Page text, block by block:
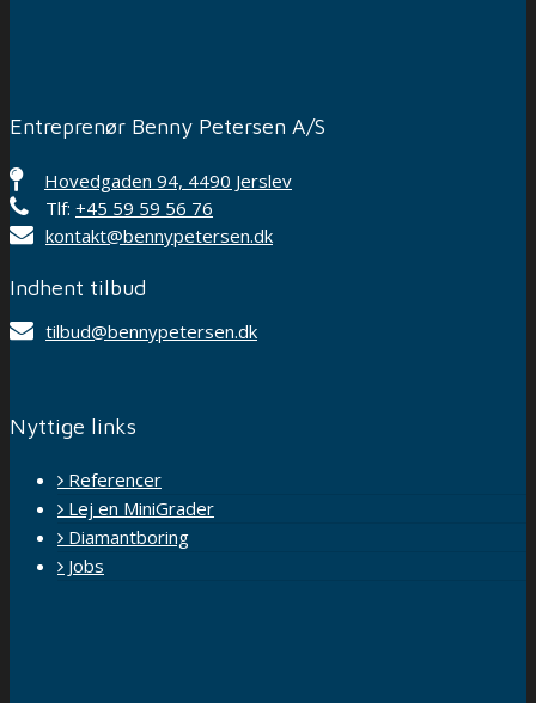
Entreprenør Benny Petersen A/S
Hovedgaden 94, 4490 Jerslev
Tlf: +45 59 59 56 76
kontakt@bennypetersen.dk
Indhent tilbud
tilbud@bennypetersen.dk
Nyttige links
Referencer
Lej en MiniGrader
Diamantboring
Jobs